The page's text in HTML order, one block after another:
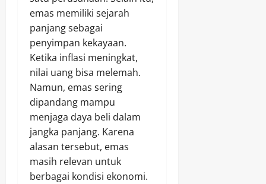
emas memiliki sejarah
panjang sebagai
penyimpan kekayaan.
Ketika inflasi meningkat,
nilai uang bisa melemah.
Namun, emas sering
dipandang mampu
menjaga daya beli dalam
jangka panjang. Karena
alasan tersebut, emas
masih relevan untuk
berbagai kondisi ekonomi.